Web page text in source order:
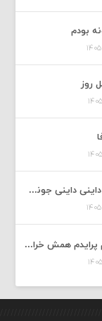
بودم
روز
دانلود آهنگ مصطفی ابراهیمی به نام داینی داینی جونم قربون پنج تیر پرونم
دانلود آهنگ امیر غلامی به نام «پرایدم پرایدم همش خرابه یار نیو کنارم دیگه پولی نداروم (ریمیکس اینستاگرام)»